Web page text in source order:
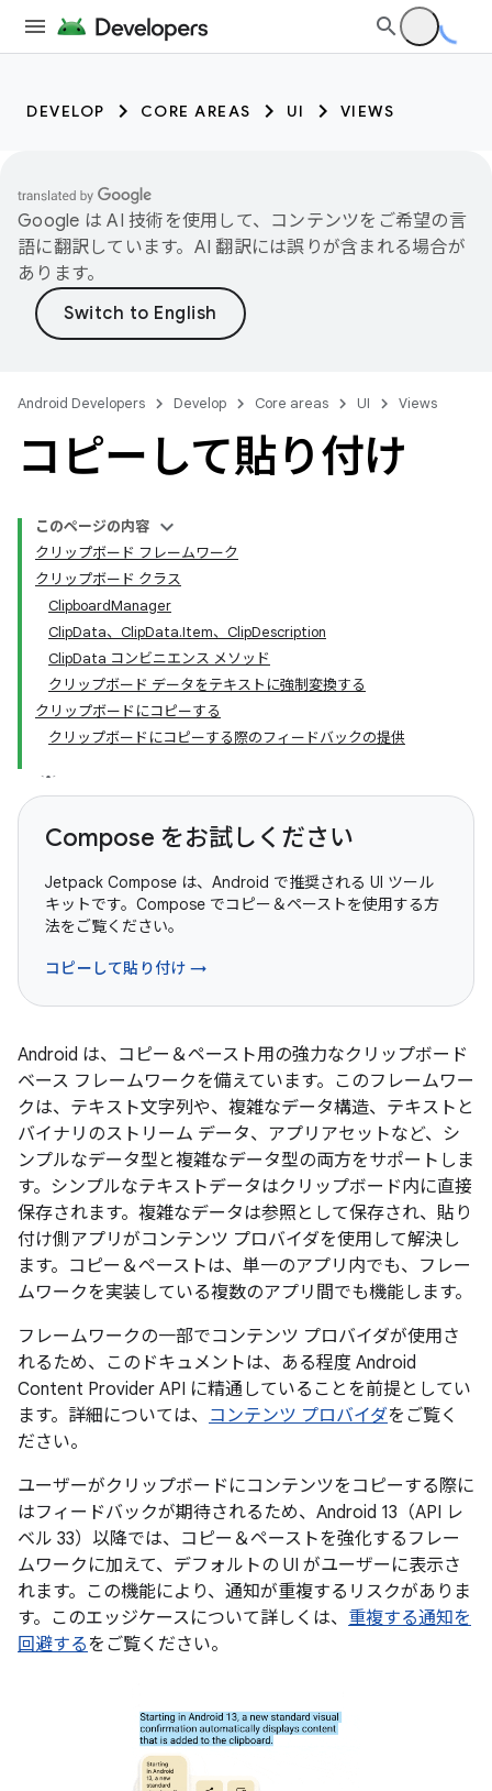
DEVELOP CORE AREAS UI VIEWS
Google は AI 技術を使用して、コンテンツをご希望の言
語に翻訳しています。AI 翻訳には誤りが含まれる場合が
あります。
Android Developers Develop Core areas UI Views
コピーして貼り付け
このページの内容
クリップボード フレームワーク
クリップボード クラス
ClipboardManager
ClipData、ClipData.Item、ClipDescription
ClipData コンビニエンス メソッド
クリップボード データをテキストに強制変換する
クリップボードにコピーする
クリップボードにコピーする際のフィードバックの提供
Compose をお試しください
Jetpack Compose は、Android で推奨される UI ツール
キットです。Compose でコピー＆ペーストを使用する方
法をご覧ください。
コピーして貼り付け →
Android は、コピー＆ペースト用の強力なクリップボード
ベース フレームワークを備えています。このフレームワー
クは、テキスト文字列や、複雑なデータ構造、テキストと
バイナリのストリーム データ、アプリアセットなど、シ
ンプルなデータ型と複雑なデータ型の両方をサポートしま
す。シンプルなテキストデータはクリップボード内に直接
保存されます。複雑なデータは参照として保存され、貼り
付け側アプリがコンテンツ プロバイダを使用して解決し
ます。コピー＆ペーストは、単一のアプリ内でも、フレー
ムワークを実装している複数のアプリ間でも機能します。
フレームワークの一部でコンテンツ プロバイダが使用さ
れるため、このドキュメントは、ある程度 Android
Content Provider API に精通していることを前提としてい
ます。詳細については、 コンテンツ プロバイダをご覧く
ださい。
ユーザーがクリップボードにコンテンツをコピーする際に
はフィードバックが期待されるため、Android 13（API レ
ベル 33）以降では、コピー＆ペーストを強化するフレー
ムワークに加えて、デフォルトの UI がユーザーに表示さ
れます。この機能により、通知が重複するリスクがありま
す。このエッジケースについて詳しくは、 重複する通知を
回避するをご覧ください。